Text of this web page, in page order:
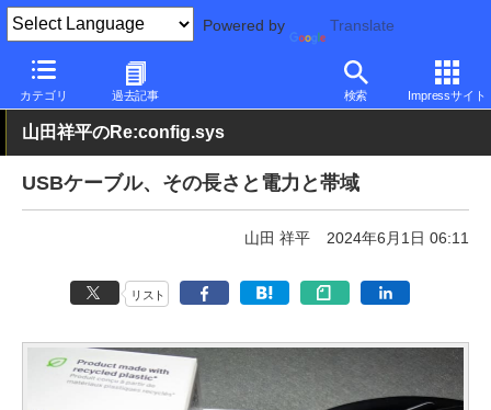
Powered by Translate
カテゴリ 過去記事 検索 Impressサイト
PC Watch 半導体/周辺機器 その他
山田祥平のRe:config.sys
USBケーブル、その長さと電力と帯域
山田 祥平 2024年6月1日 06:11
リスト